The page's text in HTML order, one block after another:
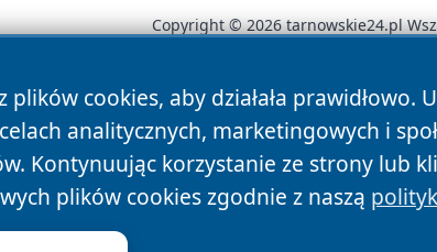
plików cookies, aby działała
analitycznych, marketingowych i
Kontynuując korzystanie ze strony lub
plików cookies zgodnie z naszą
Copyright © 2026 tarnowskie24.pl
News Autorzy Polityka